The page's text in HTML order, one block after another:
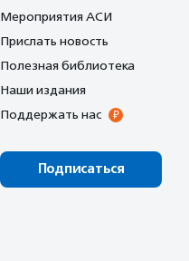
Мероприятия АСИ
Прислать новость
Полезная библиотека
Наши издания
Поддержать нас
Подписаться